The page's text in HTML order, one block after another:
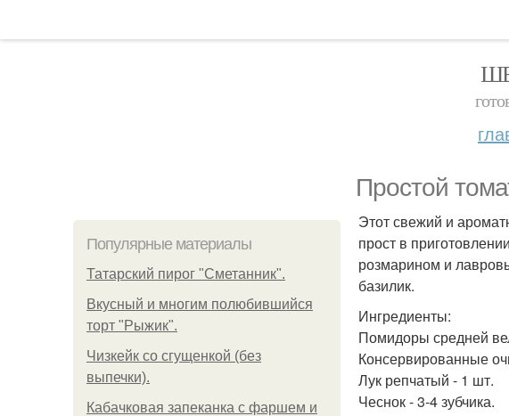
Простой
Популярные материалы
Татарский пирог "Сметанник".
Вкусный и многим полюбившийся
торт "Рыжик".
Чизкейк со сгущенкой (без
выпечки).
Кабачковая запеканка с фаршем и
Этот свежий и
прост в
розмарином и
базилик.
Ингредиенты:
Помидоры средней
Консервированные
Лук репчатый - 1 шт.
Чеснок - 3-4 зубчика.